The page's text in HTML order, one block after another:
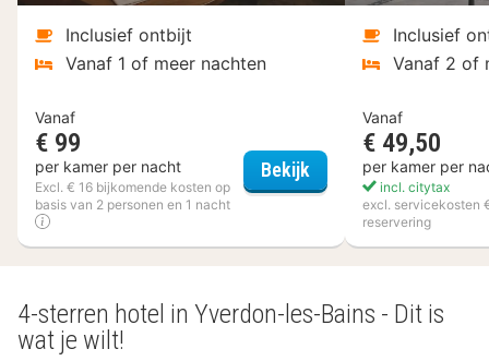
Inclusief ontbijt
Vanaf 1 of meer nachten
Vanaf
€ 99
per kamer per nacht
Excl. € 16 bijkomende kosten op
basis van 2 personen en 1 nacht
Bekijk Fletcher Hotel-
Inclusief
Vanaf 2 of
Vanaf
€ 49,50
per kamer per
incl. citytax
excl. servicekosten
reservering
4-sterren hotel in Yverdon-les-Bains - Dit is
wat je wilt!